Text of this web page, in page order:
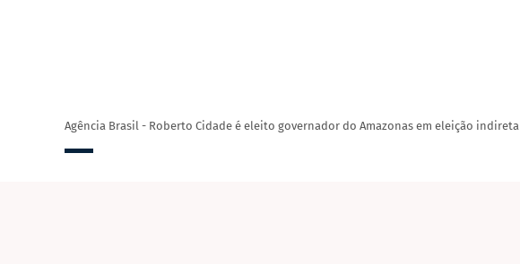
Agência Brasil - Roberto Cidade é eleito governador do Amazonas em eleição indireta